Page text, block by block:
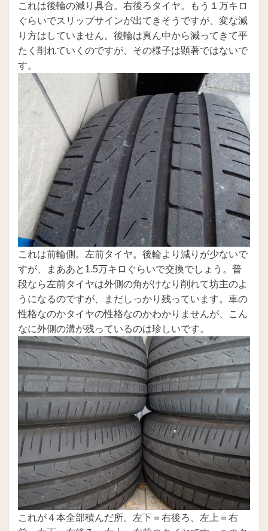
これは後輪の減り具合。右後ろタイヤ。もう１万キロ
ぐらいでスリップサインが出てきそうですが、変な減
り方はしていません。後輪は真ん中から減ってきて平
たく削れていくのですが、その様子は顕著ではないで
す。
これは前輪側。左前タイヤ。後輪より減りが少ないで
すが、まああと1.5万キロぐらいで交換でしょう。普
段なら左前タイヤは外側の角がけなり削れて坊主のよ
うになるのですが、まだしっかり残っています。車の
性格なのかタイヤの性格なのかわかりませんが、こん
なに外側の溝が残っているのは珍しいです。
これが４本全部積んだ所。左下＝右後ろ、左上＝右